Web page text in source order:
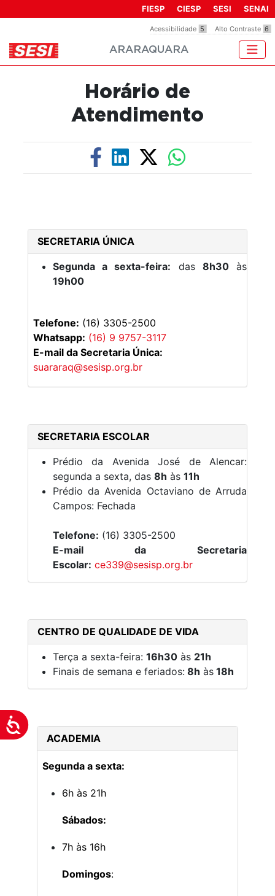
inclui
um
Acessibilidade
Acessibilidade 5 Alto Contraste 6
FIESP CIESP SESI SENAI
ARARAQUARA
Horário de
Atendimento
SECRETARIA ÚNICA
Segunda a sexta-feira: das 8h30às
19h00
Telefone: (16) 3305-2500
Whatsapp: (16) 9 9757-3117
E-mail da Secretaria Única:
suararaq@sesisp.org.br
SECRETARIA ESCOLAR
Prédio da Avenida José de Alencar:
segunda a sexta, das 8h às 11h
Prédio da Avenida Octaviano de Arruda
Campos: Fechada
Telefone: (16) 3305-2500
E-mail da Secretaria
Escolar: ce339@sesisp.org.br
CENTRO DE QUALIDADE DE VIDA
Terça a sexta-feira: 16h30 às 21h
Finais de semana e feriados: 8h às 18h
ACADEMIA
Segunda a sexta:
6h às 21h
Sábados:
7h às 16h
Domingos: